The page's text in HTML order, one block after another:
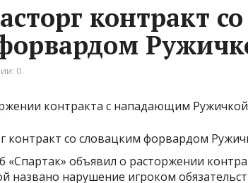
контракт со
0
контракта с нападающим Ружичкой
«Спартак» объявил о расторжении
названо нарушение игроком